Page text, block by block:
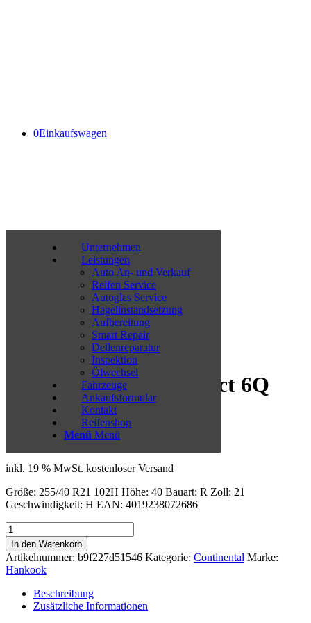
0Einkaufswagen
Unternehmen
Leistungen
Auto An- und Verkauf
Reifen Service
Autoglas Service
Hagelinstandsetzung
Aufbereitung
Smart Repair
Dellenreparatur
Inspektion
Ölwechsel
Fahrzeuge
Ankaufsformular
Kontakt
Reifenshop
Menü Menü
Continental EcoContact 6Q
255/40 R21 102H
inkl. 19 % MwSt. kostenloser Versand
Größe: 255/40 R21 102H Höhe: 40 Bauart: R Zoll: 21
Geschwindigkeit: H EAN: 4019238072686
Continental
EcoContact
6Q
255/40
R21
102H
Menge
In den Warenkorb
Artikelnummer: b9f227d51546 Kategorie: Continental Marke:
Hankook
Beschreibung
Zusätzliche Informationen